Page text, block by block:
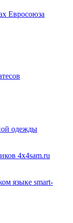
Евросоюза
одежды
4x4sam.ru
языке smart-